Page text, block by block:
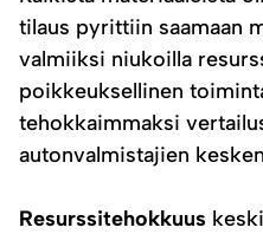
tilaus pyrittiin saamaan
valmiiksi niukoilla
poikkeuksellinen
tehokkaimmaksi
autonvalmistajien
Resurssitehokkuus